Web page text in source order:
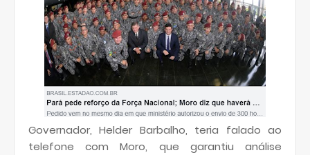
Governador, Helder Barbalho, teria falado ao
telefone com Moro, que garantiu análise